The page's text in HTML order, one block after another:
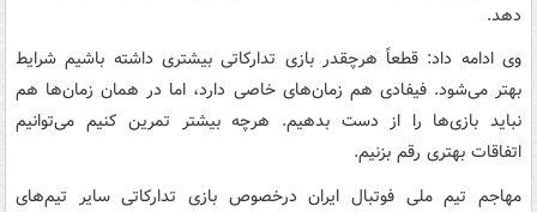
دهد.
وی ادامه داد: قطعاً هرچقدر بازی تدارکاتی بیشتری داشته باشیم شرایط
بهتر می‌شود. فیفادی هم زمان‌های خاصی دارد، اما در همان زمان‌ها هم
نباید بازی‌ها را از دست بدهیم. هرچه بیشتر تمرین کنیم می‌توانیم
اتفاقات بهتری رقم بزنیم.
مهاجم تیم ملی فوتبال ایران درخصوص بازی تدارکاتی سایر تیم‌های